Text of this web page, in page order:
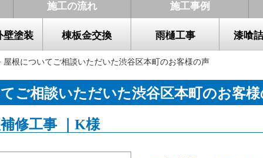
施工の流れ 施工事例
壁塗装 棟板金交換 雨樋工事 漆喰
屋根についてご相談いただいた渋谷区本町のお客様の声
ご相談いただいた渋谷区本町のお客
修工事 ｜K様